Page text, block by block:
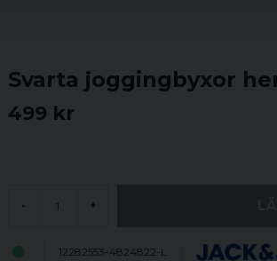
Svarta joggingbyxor
499 kr
- +
12282553-4824822-L